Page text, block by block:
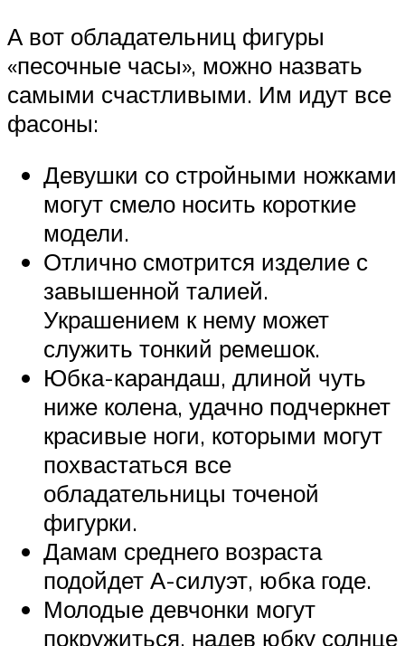
А вот обладательниц фигуры
«песочные часы», можно назвать
самыми счастливыми. Им идут все
фасоны:
Девушки со стройными ножками
могут смело носить короткие
модели.
Отлично смотрится изделие с
завышенной талией.
Украшением к нему может
служить тонкий ремешок.
Юбка-карандаш, длиной чуть
ниже колена, удачно подчеркнет
красивые ноги, которыми могут
похвастаться все
обладательницы точеной
фигурки.
Дамам среднего возраста
подойдет А-силуэт, юбка годе.
Молодые девчонки могут
покружиться, надев юбку солнце